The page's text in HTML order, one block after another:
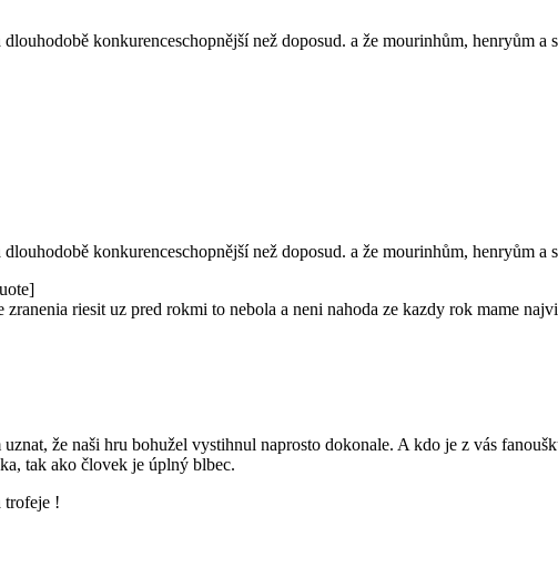
konkurenceschopnější než doposud. a že mourinhům, henryům a
konkurenceschopnější než doposud. a že mourinhům, henryům a
zranenia riesit uz pred rokmi to nebola a neni nahoda ze kazdy rok mame
že naši hru bohužel vystihnul naprosto dokonale. A kdo je z vás
tak ako človek je úplný blbec.
trofeje !